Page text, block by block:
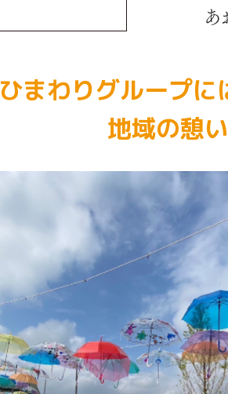
あ
ひまわりグループ
地域の憩